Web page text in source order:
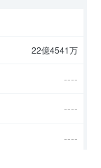
22億4541万
----
----
----